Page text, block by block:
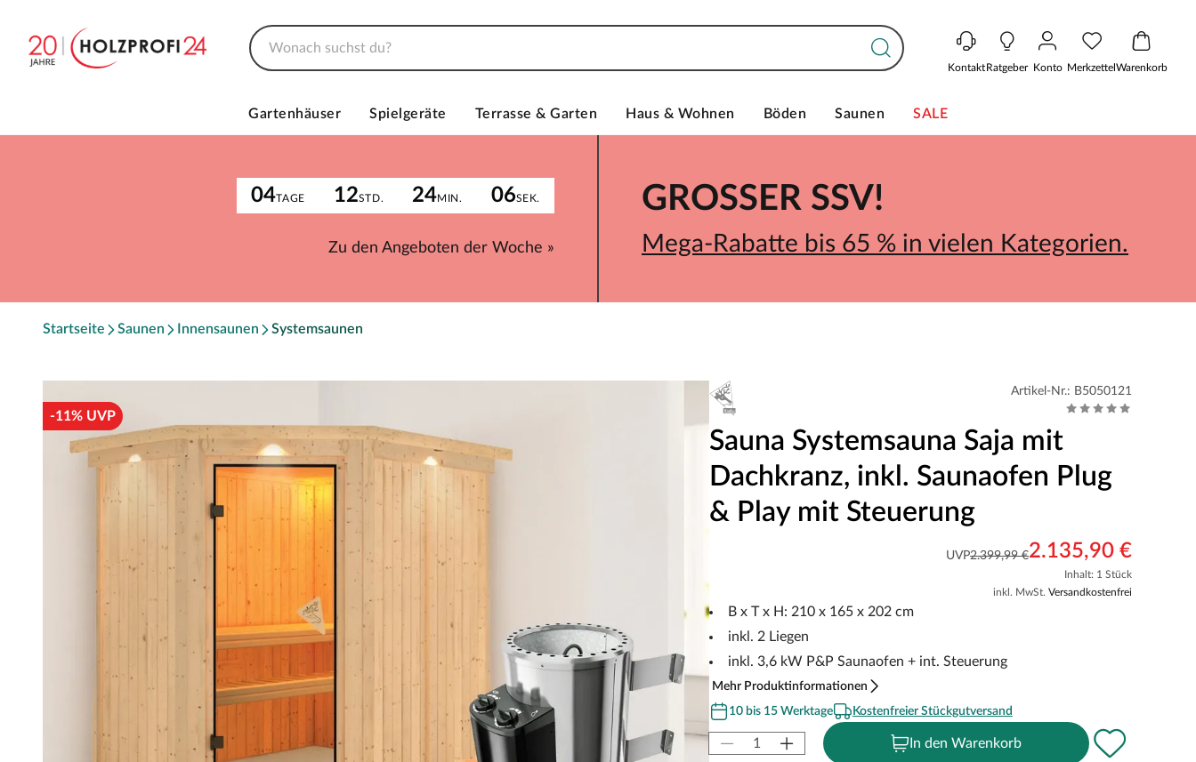
KontaktRatgeber Konto MerkzettelWarenkorb
Gartenhäuser Spielgeräte Terrasse & Garten Haus & Wohnen Böden Saunen SALE
04TAGE 12STD. 24MIN. 06SEK.
Zu den Angeboten der Woche »
GROSSER SSV!
Mega-Rabatte bis 65 % in vielen Kategorien.
Startseite Saunen Innensaunen Systemsaunen
-11% UVP
Artikel-Nr.: B5050121
Sauna Systemsauna Saja mit
Dachkranz, inkl. Saunaofen Plug
& Play mit Steuerung
UVP2.399,99 €2.135,90 €
Inhalt: 1 Stück
inkl. MwSt. Versandkostenfrei
B x T x H: 210 x 165 x 202 cm
inkl. 2 Liegen
inkl. 3,6 kW P&P Saunaofen + int. Steuerung
Mehr Produktinformationen
10 bis 15 Werktage
Kostenfreier Stückgutversand
In den Warenkorb